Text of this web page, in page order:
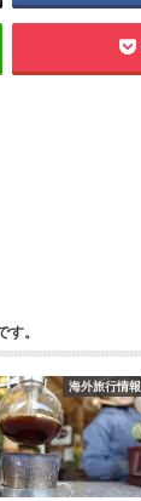
。
海外旅行情報